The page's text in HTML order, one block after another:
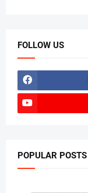
FOLLOW US
POPULAR POSTS